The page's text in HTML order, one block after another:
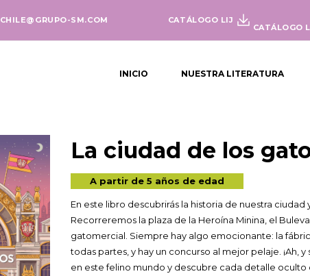
CHILE@GRUPO-SM.COM CATÁLOGO LIJ
CATÁLOGO
INICIO NUESTRA LITERATURA
La ciudad de los
A partir de 5 años de edad
En este libro descubrirás la historia de nuestra
Recorreremos la plaza de la Heroína Minina, el
gatomercial. Siempre hay algo emocionante: la
todas partes, y hay un concurso al mejor pelaje. ¡Ah,
en este felino mundo y descubre cada detalle oculto